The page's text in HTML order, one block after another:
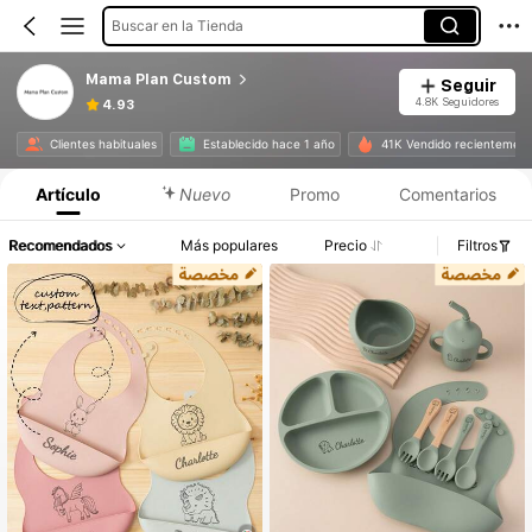
Buscar en la Tienda
Mama Plan Custom
4.93
Seguir
4.8K Seguidores
Clientes habituales Establecido hace 1 año 41K Vendido
Artículo Nuevo Promo Comentarios
Recomendados Más populares Precio Filtros